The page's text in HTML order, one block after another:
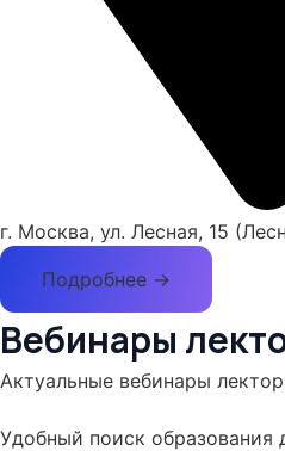
г. Москва, ул. Лесная, 15
Подробнее →
Вебинары
Актуальные вебинары
Удобный поиск образования